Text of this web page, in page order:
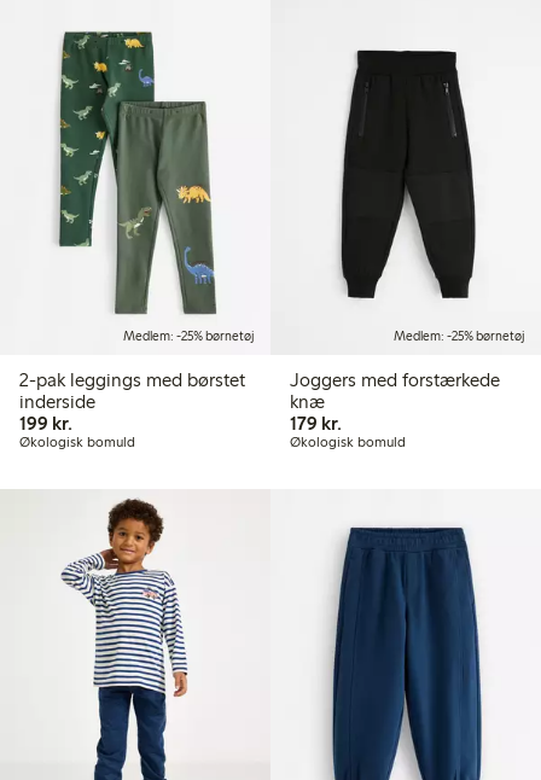
Medlem: -25% børnetøj
2-pak leggings med børstet
inderside
199 kr.
Økologisk bomuld
Medlem: -25% børnetøj
Joggers med forstærkede
knæ
179 kr.
Økologisk bomuld